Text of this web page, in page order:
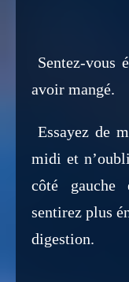
Sentez-vous
avoir mangé.
Essayez de
midi et
côté
sentirez plus
digestion.